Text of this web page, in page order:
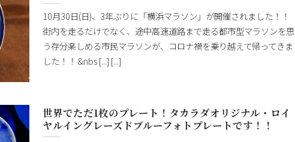
10月30日(日)、3年ぶりに「横浜マラソン」が開催されました！！
街内を走るだけでなく、途中高速道路まで走る都市型マラソンを思
う存分楽しめる市民マラソンが、コロナ禍を乗り越えて帰ってきま
した！！ &nbs [...] [...]
世界でただ1枚のプレート！タカラダオリジナル・ロイ
ヤルイングレーズドブルーフォトプレートです！！